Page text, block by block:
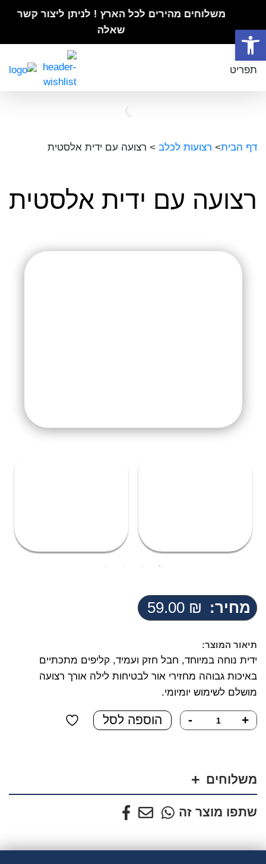
פתח סרגל נגישות
משלוחים מהירים לכל הארץ ! לניתן ליצור קשר לכל
שאלה
תפריט
דף הבית> רצועות לכלב > רצועה עם ידית אלסטית
רצועה עם ידית אלסטית
מחיר: 59.00 ₪
תיאור המוצר:
ידית נוחה במיוחד, חבל חזק ועמיד, קליפים מתכתיים
באיכות גבוהה מחזירי אור לבטיחות לילה אורך רצועה
מושלם לשימוש יומיומי.
+
כמות
של
ידית
אלסטית
- הוספה לסל
משלוחים
שתפו מוצר זה